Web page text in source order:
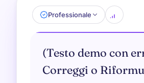
Professionale